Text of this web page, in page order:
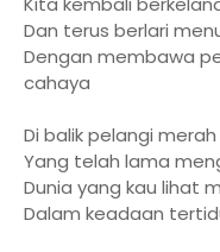
Dan terus berlari
Dengan membawa
cahaya
Di balik pelangi merah
Yang telah lama
Dunia yang kau lihat
Dalam keadaan